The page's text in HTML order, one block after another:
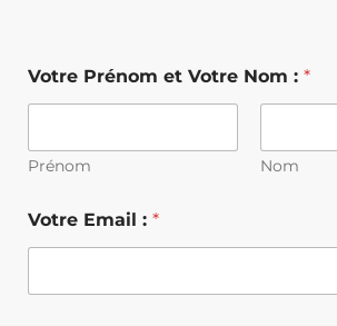
Votre Prénom et Votre Nom : *
Prénom Nom
Votre Email : *